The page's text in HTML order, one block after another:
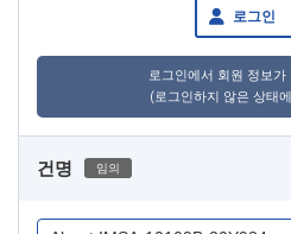
로그인
로그인에서 회원 정보가
(로그인하지 않은 상태
건명 임의